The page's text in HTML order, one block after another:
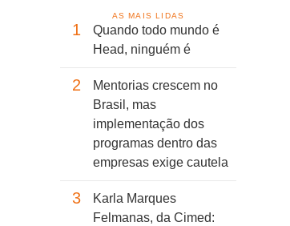
AS MAIS LIDAS
1
Quando todo mundo é
Head, ninguém é
2
Mentorias crescem no
Brasil, mas
implementação dos
programas dentro das
empresas exige cautela
3
Karla Marques
Felmanas, da Cimed: